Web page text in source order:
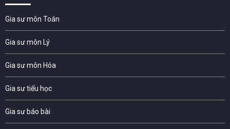
Gia sư môn Toán
Gia sư môn Lý
Gia sư môn Hóa
Gia sư tiểu học
Gia sư báo bài